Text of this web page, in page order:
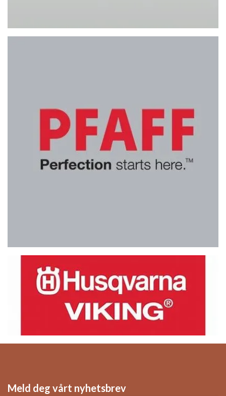
Meld deg vårt nyhetsbrev